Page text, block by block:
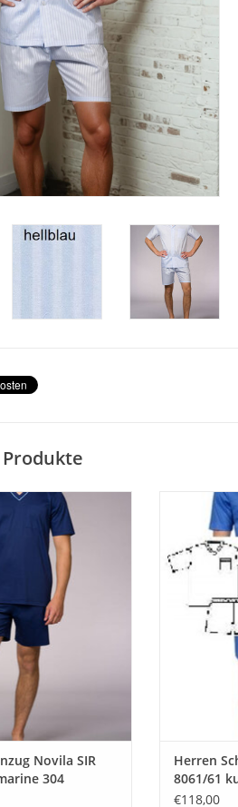
Pyjama SIR 8061
und kurzen Ärmeln.
Feininterlock Uni mit
Auch in Übergrößen
70/72 auf Anfrage
HINZUFÜGEN
Novila SIR
304
Schöner
mit
farbiger
ZUM
Herren
8061/61
€118,00